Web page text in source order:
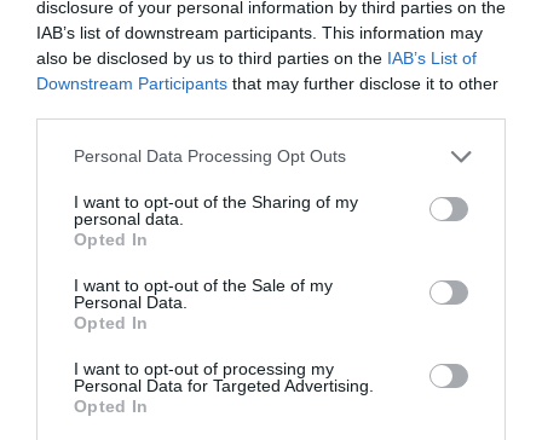
disclosure of your personal information by third parties on the
IAB’s list of downstream participants. This information may
also be disclosed by us to third parties on the IAB’s List of
Downstream Participants that may further disclose it to other
Personal Data Processing Opt Outs
I want to opt-out of the Sharing of my
personal data.
Opted In
I want to opt-out of the Sale of my
Personal Data.
Opted In
I want to opt-out of processing my
Personal Data for Targeted Advertising.
Opted In
arraigarlo al territorio y en el futuro llevar el Godó
sub’14 fuera de Cataluña. Estos son los factores de
proximidad que buscamos, con los jugadores sub’14,
con los profesionales, con los espónsors. Stéfanos
así en Grecia.
negocio del torneo. ¿Cómo estáis trabajando la
captación de nuevas marcas?
edición, desde la zona hospitalityhasta la fan zone y
las nuevas activaciones que estamos haciendo con las
marcas. Tanto el club como Tennium estamos invitando
hacemos. Apuntamos a empresas españolas e
internacionales. Ahora tenemos que trabajar duro y, en